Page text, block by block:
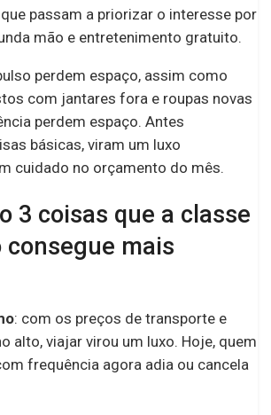
passam a priorizar o interesse por
mão e entretenimento gratuito.
perdem espaço, assim como
com jantares fora e roupas novas
perdem espaço. Antes
básicas, viram um luxo
cuidado no orçamento do mês.
3 coisas que a classe
consegue mais
: com os preços de transporte e
alto, viajar virou um luxo. Hoje, quem
frequência agora adia ou cancela